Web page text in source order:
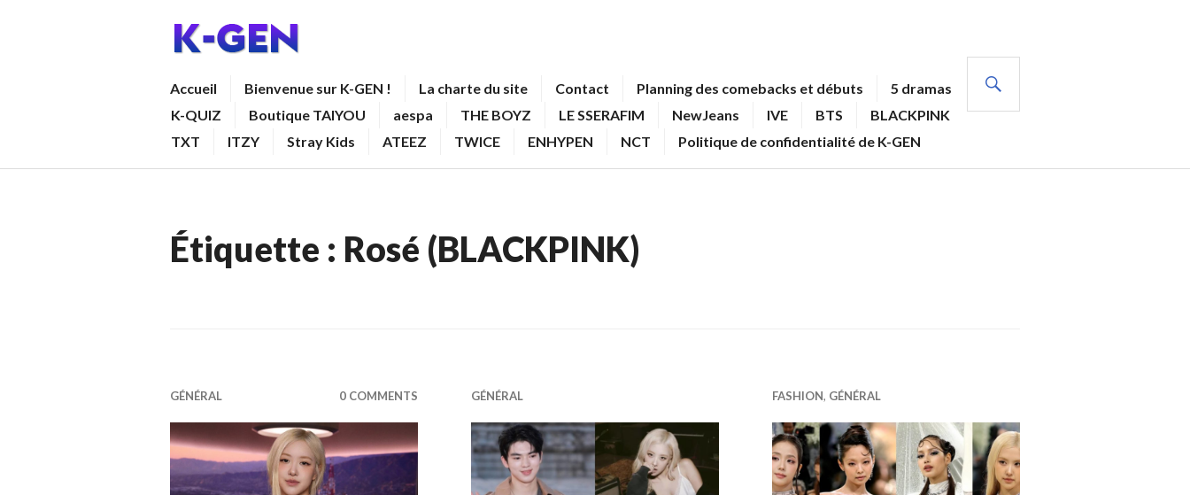
Accueil Bienvenue sur K-GEN ! La charte du site Contact Planning des comebacks et débuts
5 dramas
K-QUIZ
Boutique TAIYOU aespa THE BOYZ LE SSERAFIM NewJeans IVE BTS
BLACKPINK
TXT
ITZY Stray Kids ATEEZ TWICE ENHYPEN NCT Politique de confidentialité de K-GEN
Étiquette : Rosé (BLACKPINK)
GÉNÉRAL 0 COMMENTS GÉNÉRAL FASHION, GÉNÉRAL